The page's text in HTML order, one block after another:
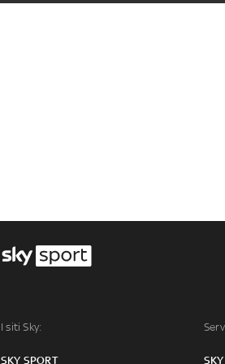
I siti Sky:
SKY SPORT